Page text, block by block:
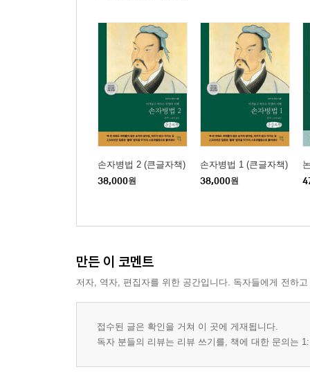
손자병법 2 (큰글자책)
38,000원
손자병법 1 (큰글자책)
38,000원
만든 이 코멘트
저자, 역자, 편집자를 위한 공간입니다. 독자들에게 전하
접수된 글은 확인을 거쳐 이 곳에 게재됩니다.
독자 분들의 리뷰는 리뷰 쓰기를, 책에 대한 문의는